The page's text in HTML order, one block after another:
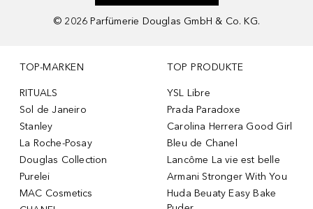
© 2026 Parfümerie Douglas GmbH & Co. KG.
TOP-MARKEN
RITUALS
Sol de Janeiro
Stanley
La Roche-Posay
Douglas Collection
Purelei
MAC Cosmetics
TOP PRODUKTE
YSL Libre
Prada Paradoxe
Carolina Herrera Good Girl
Bleu de Chanel
Lancôme La vie est belle
Armani Stronger With You
Huda Beuaty Easy Bake